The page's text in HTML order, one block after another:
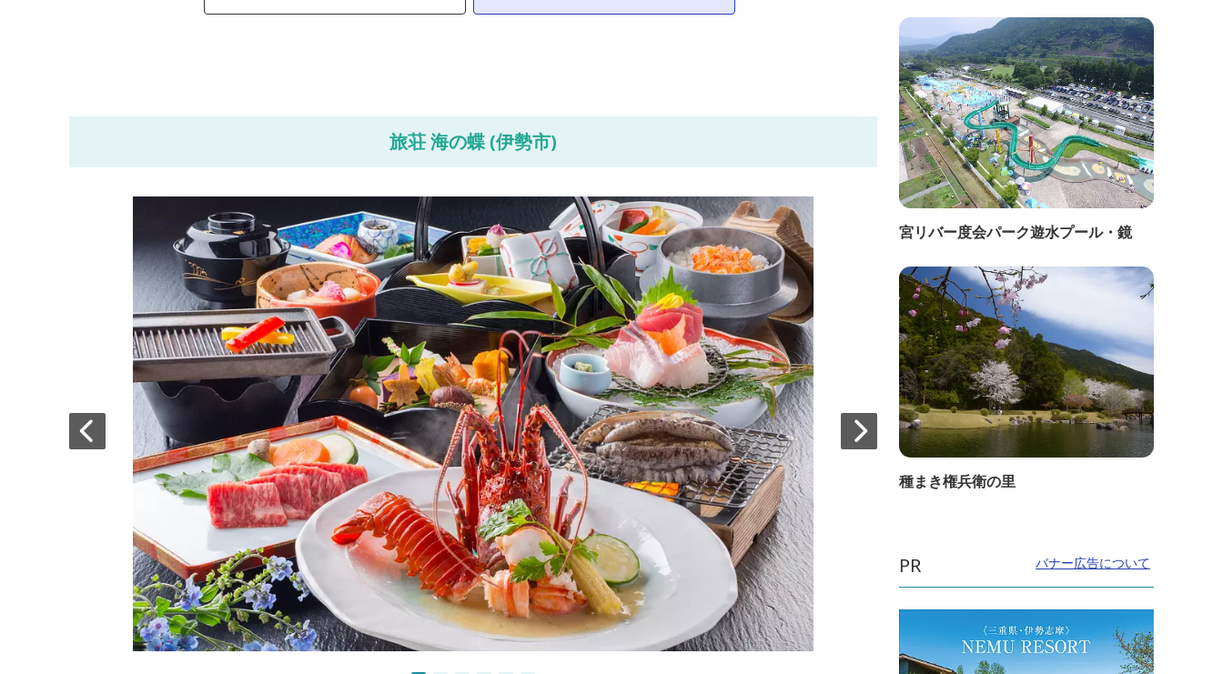
旅荘 海の蝶 (伊勢市)
宮リバー度会パーク遊水プール・鏡
種まき権兵衛の里
PR バナー広告について